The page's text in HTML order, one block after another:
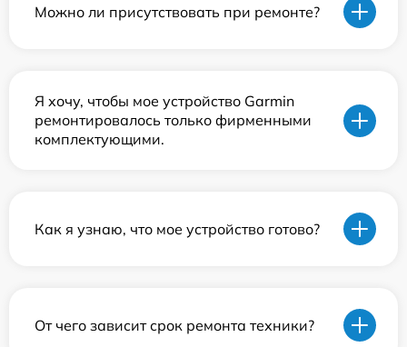
Можно ли присутствовать при ремонте?
Я хочу, чтобы мое устройство Garmin
ремонтировалось только фирменными
комплектующими.
Как я узнаю, что мое устройство готово?
От чего зависит срок ремонта техники?